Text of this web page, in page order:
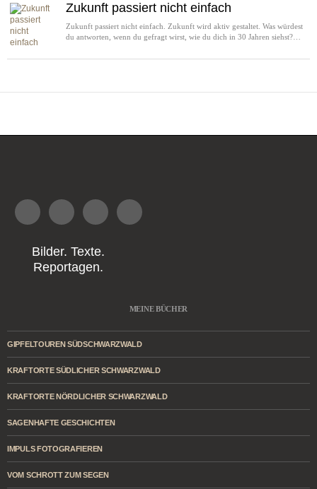
Zukunft passiert nicht einfach
Zukunft passiert nicht einfach. Zukunft wird aktiv gestaltet. Was würdest
du antworten, wenn du gefragt wirst, wie du dich in 30 Jahren siehst?…
Bilder. Texte.
Reportagen.
MEINE BÜCHER
GIPFELTOUREN SÜDSCHWARZWALD
KRAFTORTE SÜDLICHER SCHWARZWALD
KRAFTORTE NÖRDLICHER SCHWARZWALD
SAGENHAFTE GESCHICHTEN
IMPULS FOTOGRAFIEREN
VOM SCHROTT ZUM SEGEN